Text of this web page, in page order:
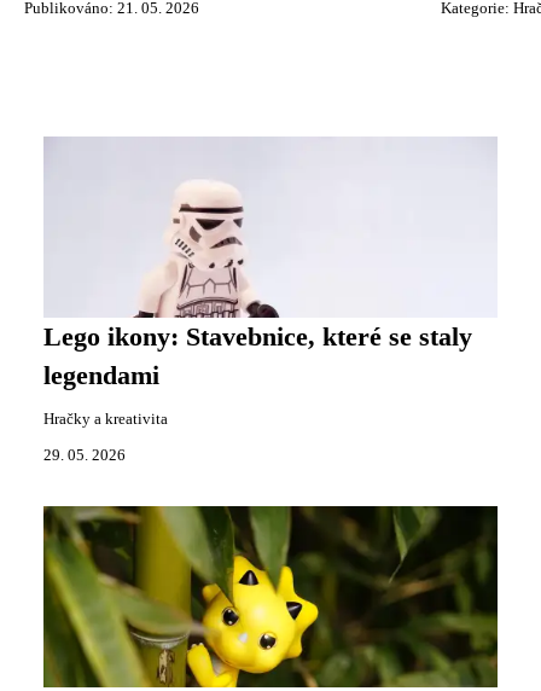
Publikováno: 21. 05. 2026 Kategorie:
Lego ikony: Stavebnice, které se staly
legendami
Hračky a kreativita
29. 05. 2026